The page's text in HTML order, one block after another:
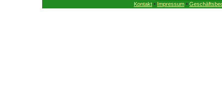
Kontakt • Impressum •